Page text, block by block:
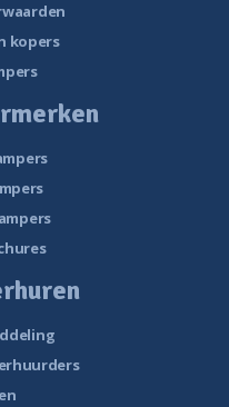
kopers